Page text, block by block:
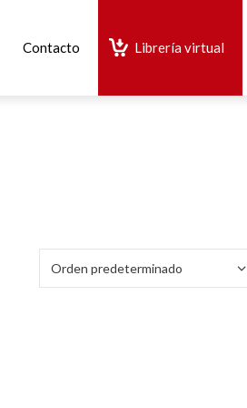
Contacto Librería virtual